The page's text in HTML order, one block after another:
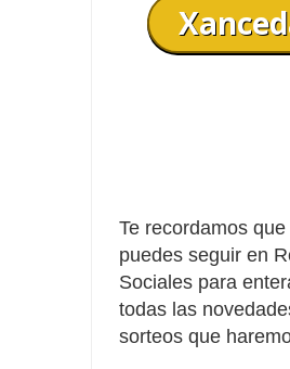
Te recordamos
puedes seguir en
Sociales para
todas las
sorteos que